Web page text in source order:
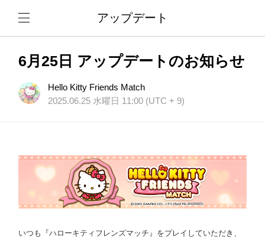
アップデート
6月25日 アップデートのお知らせ
Hello Kitty Friends Match
2025.06.25 水曜日 11:00 (UTC + 9)
いつも『ハローキティフレンズマッチ』をプレイしていただき、